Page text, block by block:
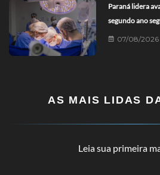
Paraná lidera
segundo ano
07/08/2026
AS MAIS LIDAS
Leia sua primeira